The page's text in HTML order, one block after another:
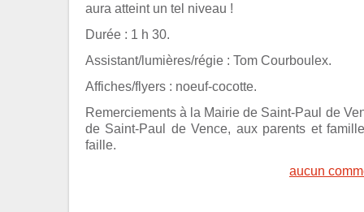
aura atteint un tel niveau !
Durée : 1 h 30.
Assistant/lumières/régie : Tom Courboulex.
Affiches/flyers : noeuf-cocotte.
Remerciements à la Mairie de Saint-Paul de
de Saint-Paul de Vence, aux parents et
faille.
aucun